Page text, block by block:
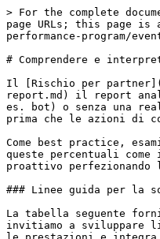
> For the complete documentation index, see [llms.txt](https://help.impact.com/llms.txt). Markdown versions of documentation pages are available by appending `.md` to page URLs; this page is available as [Markdown](https://help.impact.com/brand/it/what-would-you-like-to-learn-about/platform-features/protect-and-monitor-your-performance-program/event-risk/understanding-and-interpreting-event-risk-data.md).

# Comprendere e interpretare i dati sul rischio eventi

Il [Rischio per partner](/brand/it/what-would-you-like-to-learn-about/platform-features/protect-and-monitor-your-performance-program/event-risk/risk-by-partner-report.md) il report analizza gli eventi di conversione per individuare indicatori di traffico non valido (IVT), in particolare eventi senza un vero utente finale (ad es. bot) o senza una reale intenzione dietro di essi. Evidenziando tempestivamente questi indicatori iniziali di rischio, il report ti consente di agire rapidamente prima che le azioni di conversione si blocchino.

Come best practice, esamina questo report con cadenza regolare (giornaliera o settimanale) per restare al passo con le variazioni delle percentuali di rischio. Usa queste percentuali come indicatori iniziali per dare priorità alle tue indagini. Se viene rilevato un rischio elevato a livello di clic, puoi intervenire in modo proattivo perfezionando le impostazioni di filtro dei clic per evitare che il traffico di bassa